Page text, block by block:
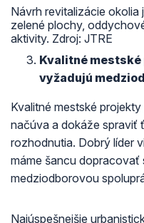
Návrh revitalizácie okolia
zelené plochy,
aktivity. Zdroj: JTRE
Kvalitné
vyžadujú
Kvalitné mestské
načúva a dokáže spraviť
rozhodnutia. Dobrý líder
máme šancu dopracovať
medziodborovou
Najúspešnejšie